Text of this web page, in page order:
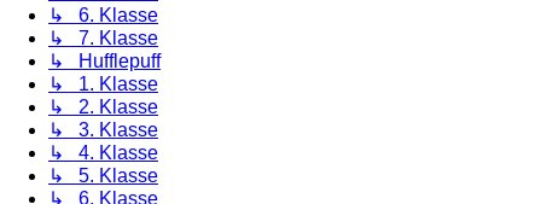
↳ 6. Klasse
↳ 7. Klasse
↳ Hufflepuff
↳ 1. Klasse
↳ 2. Klasse
↳ 3. Klasse
↳ 4. Klasse
↳ 5. Klasse
↳ 6. Klasse